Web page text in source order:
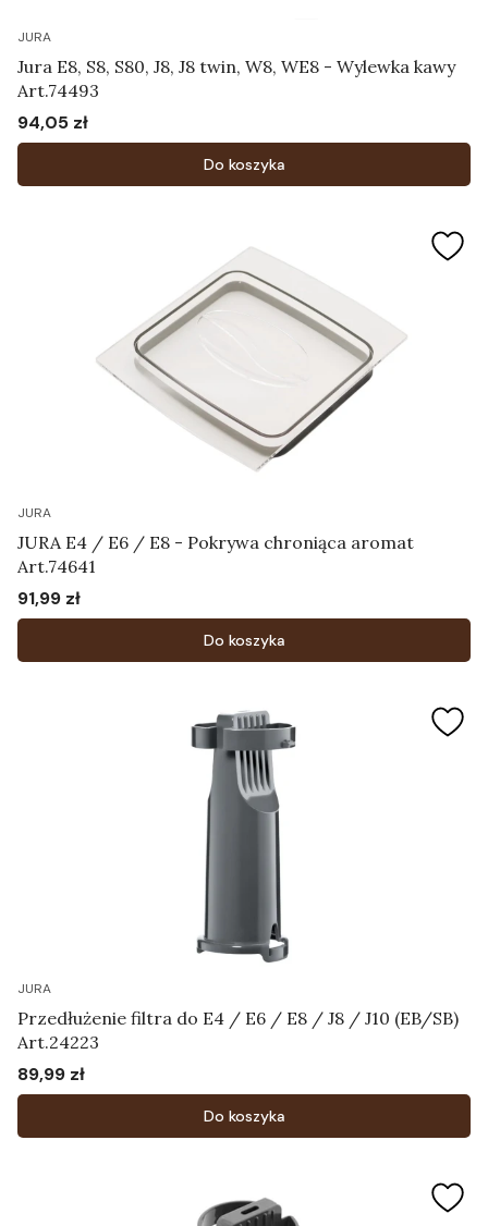
JURA
Jura E8, S8, S80, J8, J8 twin, W8, WE8 - Wylewka kawy
Art.74493
Cena
94,05 zł
Do koszyka
JURA
JURA E4 / E6 / E8 - Pokrywa chroniąca aromat
Art.74641
Cena
91,99 zł
Do koszyka
JURA
Przedłużenie filtra do E4 / E6 / E8 / J8 / J10 (EB/SB)
Art.24223
Cena
89,99 zł
Do koszyka